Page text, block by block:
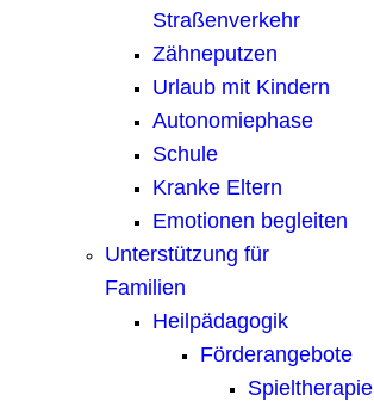
Straßenverkehr
Zähneputzen
Urlaub mit Kindern
Autonomiephase
Schule
Kranke Eltern
Emotionen begleiten
Unterstützung für
Familien
Heilpädagogik
Förderangebote
Spieltherapie